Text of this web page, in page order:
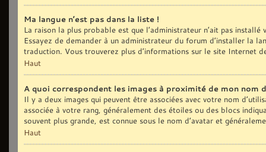
Ma langue n’est pas dans la liste !
La raison la plus probable est que l’administrateur n’ait pas
Essayez de demander à un administrateur du forum d’installer la
traduction. Vous trouverez plus d’informations sur le site Internet
Haut
A quoi correspondent les images à proximité de mon nom
Il y a deux images qui peuvent être associées avec votre nom
associée à votre rang, généralement des étoiles ou des blocs
souvent plus grande, est connue sous le nom d’avatar et
Haut